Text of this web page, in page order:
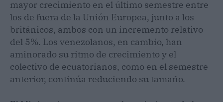
mayor crecimiento en el último semestre entre
los de fuera de la Unión Europea, junto a los
británicos, ambos con un incremento relativo
del 5%. Los venezolanos, en cambio, han
aminorado su ritmo de crecimiento y el
colectivo de ecuatorianos, como en el semestre
anterior, continúa reduciendo su tamaño.